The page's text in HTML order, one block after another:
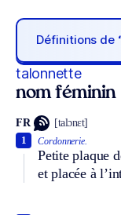
Définitions de
talonnette
nom féminin
FR [talɔnɛt]
Cordonnerie.
Petite plaque
et placée à
1